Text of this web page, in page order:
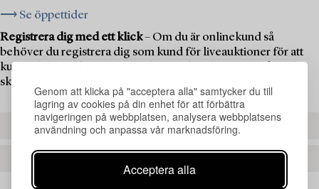
Genom att klicka på "acceptera alla" samtycker du till
lagring av cookies på din enhet för att förbättra
navigeringen på webbplatsen, analysera webbplatsens
användning och anpassa vår marknadsföring.
Acceptera alla
⟶ Se öppettider
Registrera dig med ett klick– Om du är onlinekund så
behöver du registrera dig som kund för liveauktioner för att
kunna delta i auktionen. Om du är ny kund hos oss måste du
skapa ett kundkonto först.
REGISTRERA DIG